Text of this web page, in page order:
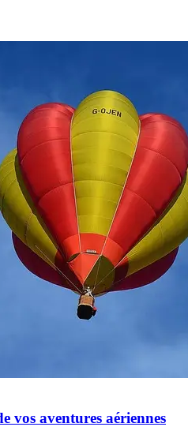
vos aventures aériennes